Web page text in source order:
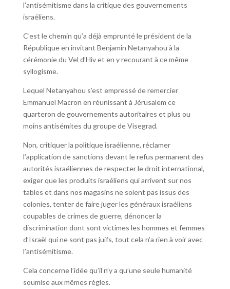
l’antisémitisme dans la critique des gouvernements
israéliens.
C’est le chemin qu’a déjà emprunté le président de la
République en invitant Benjamin Netanyahou à la
cérémonie du Vel d’Hiv et en y recourant à ce même
syllogisme.
Lequel Netanyahou s’est empressé de remercier
Emmanuel Macron en réunissant à Jérusalem ce
quarteron de gouvernements autoritaires et plus ou
moins antisémites du groupe de Visegrad.
Non, critiquer la politique israélienne, réclamer
l’application de sanctions devant le refus permanent des
autorités israéliennes de respecter le droit international,
exiger que les produits israéliens qui arrivent sur nos
tables et dans nos magasins ne soient pas issus des
colonies, tenter de faire juger les généraux israéliens
coupables de crimes de guerre, dénoncer la
discrimination dont sont victimes les hommes et femmes
d’Israël qui ne sont pas juifs, tout cela n’a rien à voir avec
l’antisémitisme.
Cela concerne l’idée qu’il n’y a qu’une seule humanité
soumise aux mêmes règles.